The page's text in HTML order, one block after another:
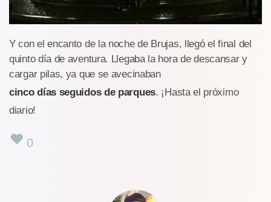
Y con el encanto de la noche de Brujas, llegó el final del
quinto día de aventura. Llegaba la hora de descansar y
cargar pilas, ya que se avecinaban
cinco días seguidos de parques. ¡Hasta el próximo
diario!
0